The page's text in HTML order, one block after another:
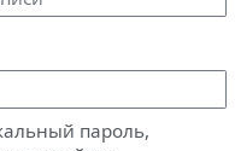
пароль,